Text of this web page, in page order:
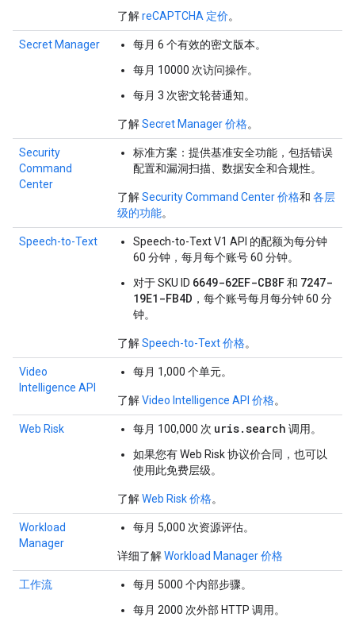
了解reCAPTCHA 定价。
Secret Manager
每月 6 个有效的密文版本。
每月 10000 次访问操作。
每月 3 次密文轮替通知。
了解Secret Manager 价格。
Security
Command
Center
标准方案：提供基准安全功能，包括错误
配置和漏洞扫描、数据安全和合规性。
了解Security Command Center 价格和 各层
级的功能。
Speech-to-Text
Speech-to-Text V1 API 的配额为每分钟
60 分钟，每月每个账号 60 分钟。
对于 SKU ID 6649-62EF-CB8F和 7247-
19E1-FB4D ，每个账号每月每分钟 60 分
钟。
了解Speech-to-Text 价格。
Video
Intelligence API
每月 1,000 个单元。
了解Video Intelligence API 价格。
Web Risk 每月 100,000 次 uris.search 调用。
如果您有 Web Risk 协议价合同，也可以
使用此免费层级。
了解Web Risk 价格。
Workload
Manager
每月 5,000 次资源评估。
详细了解Workload Manager 价格
工作流
每月 5000 个内部步骤。
每月 2000 次外部 HTTP 调用。